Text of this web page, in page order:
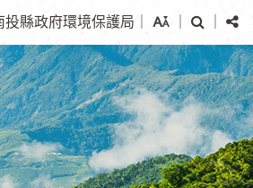
投縣政府環境保護局
尋
分
享